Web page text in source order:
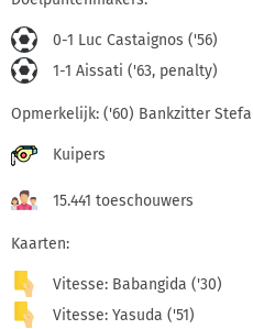
0-1 Luc Castaignos ('56)
1-1 Aissati ('63, penalty)
Opmerkelijk: ('60) Bankzitter
Kuipers
15.441 toeschouwers
Kaarten:
Vitesse: Babangida ('30)
Vitesse: Yasuda ('51)